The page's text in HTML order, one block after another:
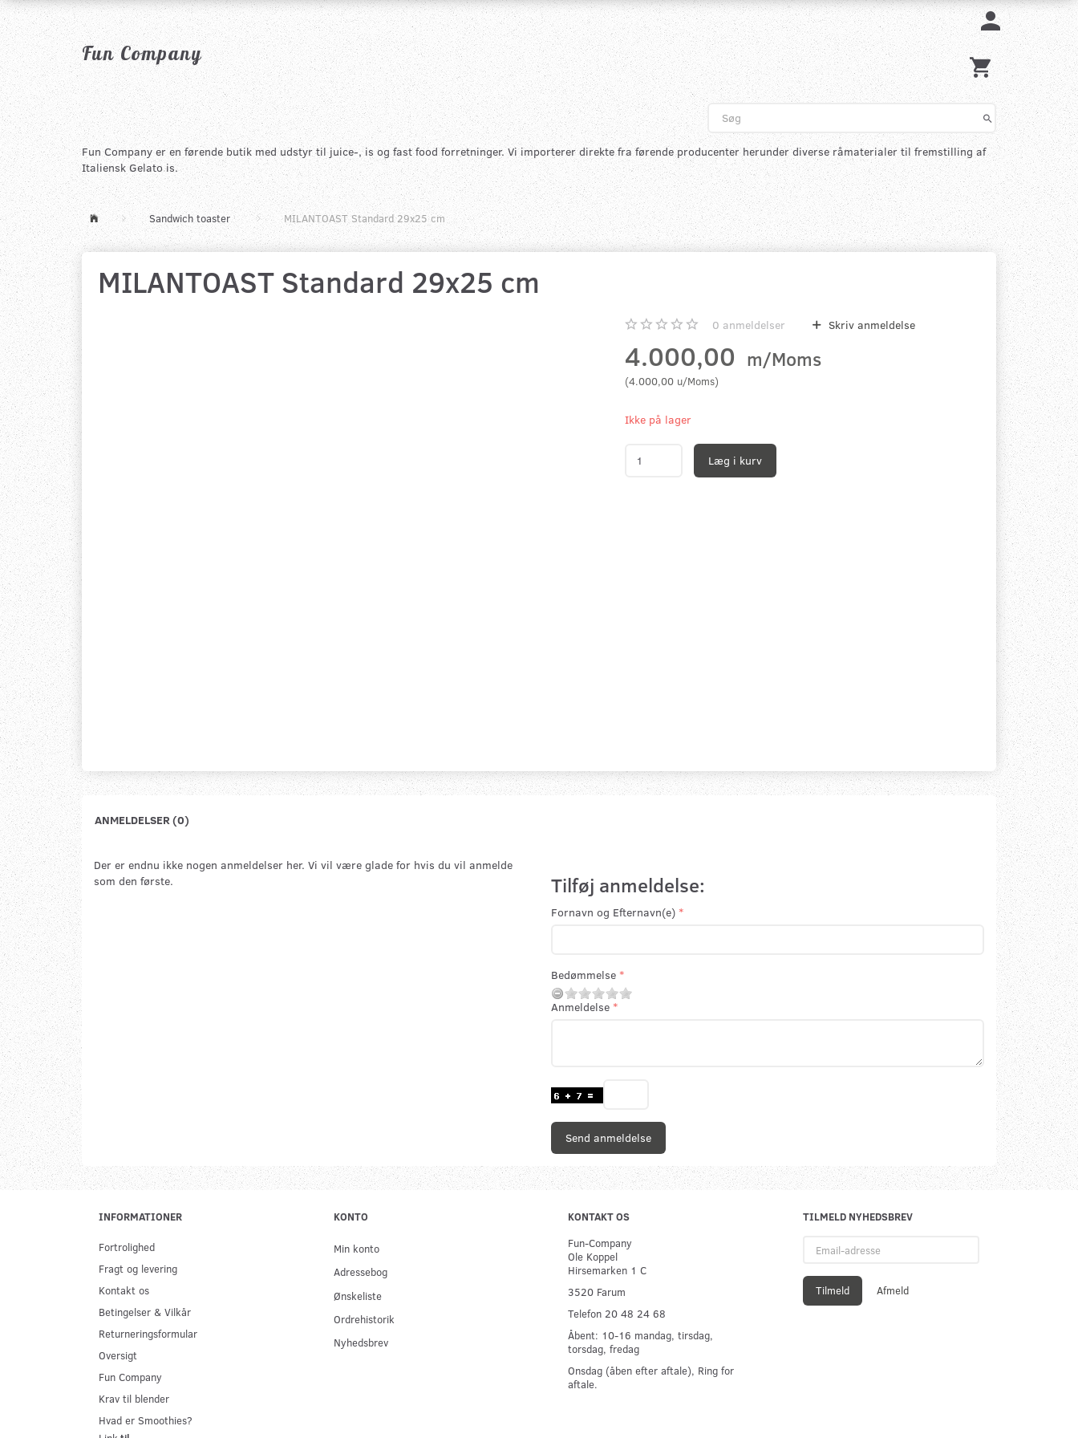
Fun Company
Fun Company er en førende butik med udstyr til juice-, is og fast food forretninger. Vi importerer direkte fra førende producenter herunder diverse råmaterialer til fremstilling af
Italiensk Gelato is.
Sandwich toaster MILANTOAST Standard 29x25 cm
MILANTOAST Standard 29x25 cm
0 anmeldelser Skriv anmeldelse
4.000,00 m/Moms
(4.000,00u/Moms)
Ikke på lager
Læg i kurv
ANMELDELSER (0)
Der er endnu ikke nogen anmeldelser her. Vi vil være glade for hvis du vil anmelde
som den første.
Tilføj anmeldelse:
Fornavn og Efternavn(e)
Bedømmelse
Anmeldelse
Send anmeldelse
INFORMATIONER
Fortrolighed
Fragt og levering
Kontakt os
Betingelser & Vilkår
Returneringsformular
Oversigt
Fun Company
Krav til blender
Hvad er Smoothies?
KONTO
Min konto
Adressebog
Ønskeliste
Ordrehistorik
Nyhedsbrev
KONTAKT OS
Fun-Company
Ole Koppel
Hirsemarken 1 C
3520 Farum
Telefon 20 48 24 68
Åbent: 10-16 mandag, tirsdag,
torsdag, fredag
Onsdag (åben efter aftale), Ring for
aftale.
TILMELD NYHEDSBREV
adresse
Tilmeld Afmeld